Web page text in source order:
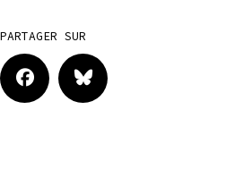
PARTAGER SUR